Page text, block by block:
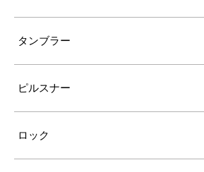
タンブラー
ピルスナー
ロック